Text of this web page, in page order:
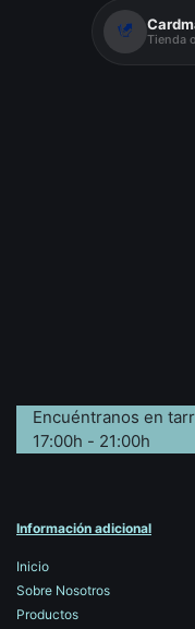
Tienda
Encuéntranos en
17:00h - 21:00h
Información adicional
Inicio
Sobre Nosotros
Productos